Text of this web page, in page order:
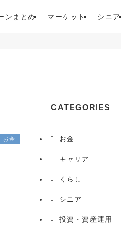
ンまとめ マーケット シニア
お金
CATEGORIES
お金
キャリア
くらし
シニア
投資・資産運用